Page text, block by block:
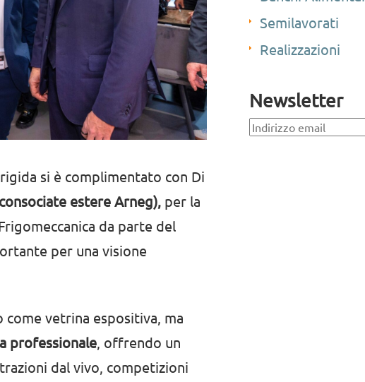
si è complimentato con Di
estere Arneg), per la
da parte del
per una visione
come vetrina espositiva, ma
professionale, offrendo un
dal vivo, competizioni
Semilavorati
Realizzazioni
Newsletter